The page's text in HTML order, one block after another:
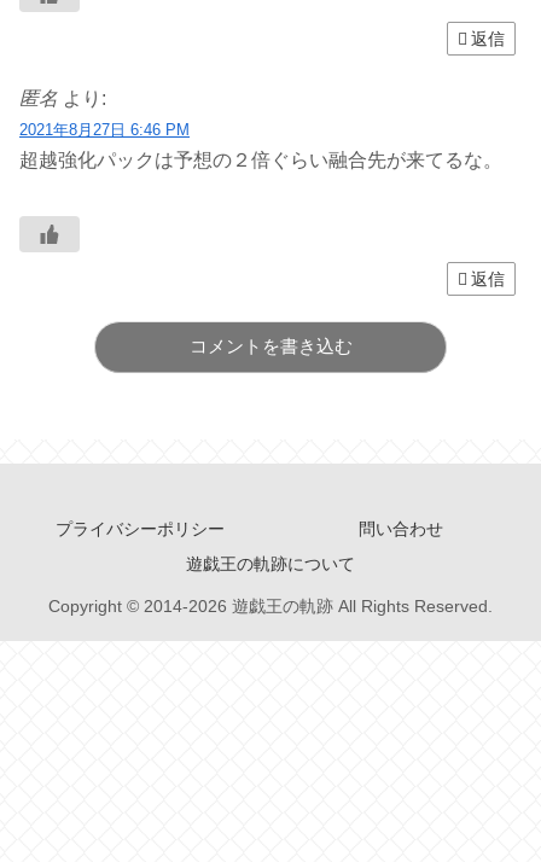
返信
匿名 より:
2021年8月27日 6:46 PM
超越強化パックは予想の２倍ぐらい融合先が来てるな。
返信
コメントを書き込む
プライバシーポリシー
問い合わせ
遊戯王の軌跡について
Copyright © 2014-2026 遊戯王の軌跡 All Rights Reserved.